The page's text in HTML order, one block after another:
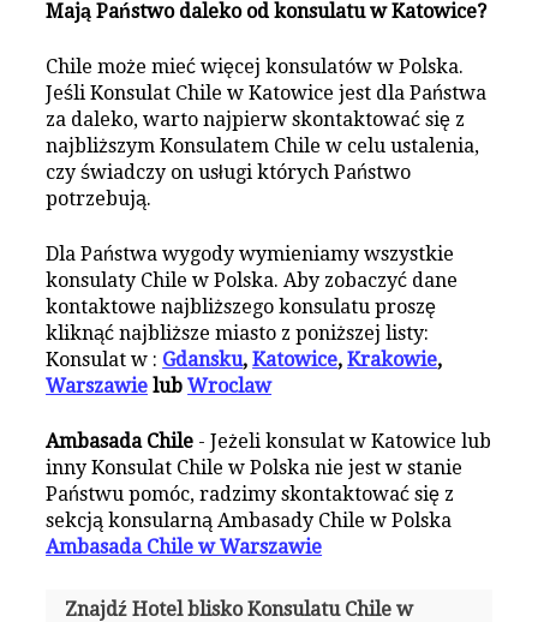
Mają Państwo daleko od konsulatu w Katowice?
Chile może mieć więcej konsulatów w Polska.
Jeśli Konsulat Chile w Katowice jest dla Państwa
za daleko, warto najpierw skontaktować się z
najbliższym Konsulatem Chile w celu ustalenia,
czy świadczy on usługi których Państwo
potrzebują.
Dla Państwa wygody wymieniamy wszystkie
konsulaty Chile w Polska. Aby zobaczyć dane
kontaktowe najbliższego konsulatu proszę
kliknąć najbliższe miasto z poniższej listy:
Konsulat w : Gdansku,Katowice,Krakowie,
Warszawie lubWroclaw
Ambasada Chile - Jeżeli konsulat w Katowice lub
inny Konsulat Chile w Polska nie jest w stanie
Państwu pomóc, radzimy skontaktować się z
sekcją konsularną Ambasady Chile w Polska
Ambasada Chile w Warszawie
Znajdź Hotel blisko Konsulatu Chile w